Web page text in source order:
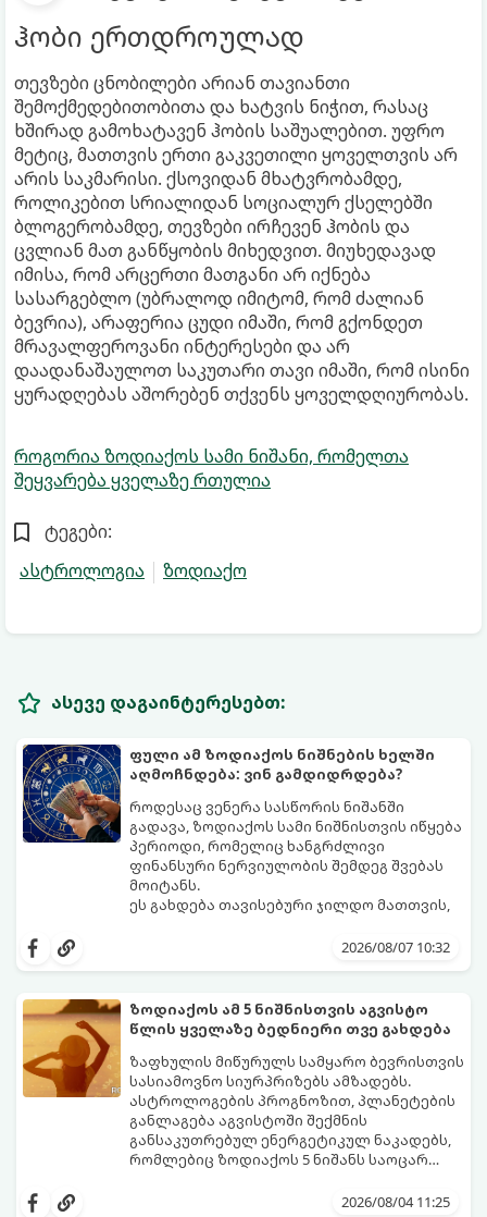
ჰობი ერთდროულად
თევზები ცნობილები არიან თავიანთი
შემოქმედებითობითა და ხატვის ნიჭით, რასაც
ხშირად გამოხატავენ ჰობის საშუალებით. უფრო
მეტიც, მათთვის ერთი გაკვეთილი ყოველთვის არ
არის საკმარისი. ქსოვიდან მხატვრობამდე,
როლიკებით სრიალიდან სოციალურ ქსელებში
ბლოგერობამდე, თევზები ირჩევენ ჰობის და
ცვლიან მათ განწყობის მიხედვით. მიუხედავად
იმისა, რომ არცერთი მათგანი არ იქნება
სასარგებლო (უბრალოდ იმიტომ, რომ ძალიან
ბევრია), არაფერია ცუდი იმაში, რომ გქონდეთ
მრავალფეროვანი ინტერესები და არ
დაადანაშაულოთ ​​საკუთარი თავი იმაში, რომ ისინი
ყურადღებას აშორებენ თქვენს ყოველდღიურობას.
როგორია ზოდიაქოს სამი ნიშანი, რომელთა
შეყვარება ყველაზე რთულია
ტეგები:
ასტროლოგია
ზოდიაქო
ასევე დაგაინტერესებთ:
ფული ამ ზოდიაქოს ნიშნების ხელში
აღმოჩნდება: ვინ გამდიდრდება?
როდესაც ვენერა სასწორის ნიშანში
გადავა, ზოდიაქოს სამი ნიშნისთვის იწყება
პერიოდი, რომელიც ხანგრძლივი
ფინანსური ნერვიულობის შემდეგ შვებას
მოიტანს.
ეს გახდება თავისებური ჯილდო მათთვის,
იჩენდა და სირთულეების მიუხედავად წინ
სურვილების გადადებასა და ხარჯების
მკაცრ კონტროლს. თუმცა, ახლა სიტუაცია
თანდათან შეიცვლება.
პრობლემები, რომლებიც უსასრულო
გეგონათ, უკან დაიხევს, ამასთან ერთად კი
გაჩნდება მეტი ნდობა მომავლის მიმართ.
რთული პერიოდის შემდეგ ეს ნიშნები
შეძლებენ ამოისუნთქონ და დაინახონ
ახალი შესაძლებლობები.
2026/08/07 10:32
ზოდიაქოს ამ 5 ნიშნისთვის აგვისტო
წლის ყველაზე ბედნიერი თვე გახდება
ზაფხულის მიწურულს სამყარო ბევრისთვის
სასიამოვნო სიურპრიზებს ამზადებს.
ასტროლოგების პროგნოზით, პლანეტების
განლაგება აგვისტოში შექმნის
განსაკუთრებულ ენერგეტიკულ ნაკადებს,
რომლებიც ზოდიაქოს 5 ნიშანს საოცარ
ყველაზე ბედნიერი თვე აღმოჩნდება.
2026/08/04 11:25